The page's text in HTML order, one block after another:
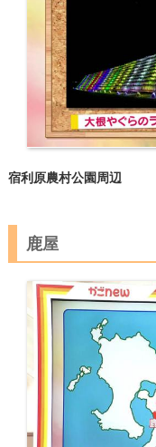
宿利原農村公園周辺
鹿屋